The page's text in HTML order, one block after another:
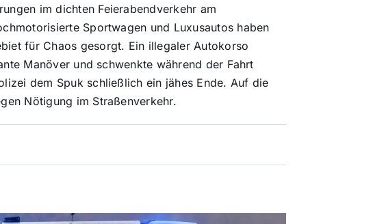
im dichten Feierabendverkehr am
Sportwagen und Luxusautos haben
für Chaos gesorgt. Ein illegaler Autokorso
Manöver und schwenkte während der Fahrt
dem Spuk schließlich ein jähes Ende. Auf die
Nötigung im Straßenverkehr.